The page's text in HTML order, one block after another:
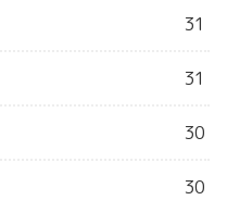
31
31
30
30